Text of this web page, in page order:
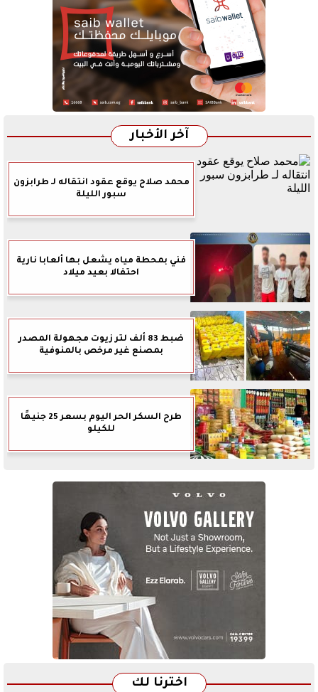
آخر الأخبار
محمد صلاح يوقع عقود انتقاله لـ طرابزون
سبور الليلة
فني بمحطة مياه يشعل بها ألعابا نارية
احتفالا بعيد ميلاد
ضبط 83 ألف لتر زيوت مجهولة المصدر
بمصنع غير مرخص بالمنوفية
طرح السكر الحر اليوم بسعر 25 جنيهًا
للكيلو
اخترنا لك